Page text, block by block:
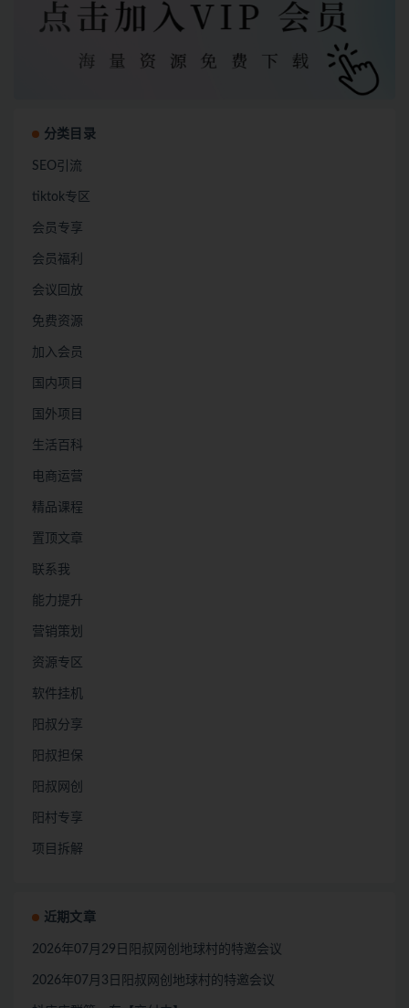
分类目录
SEO引流
tiktok专区
会员专享
会员福利
会议回放
免费资源
加入会员
国内项目
国外项目
生活百科
电商运营
精品课程
置顶文章
联系我
能力提升
营销策划
资源专区
软件挂机
阳叔分享
阳叔担保
阳叔网创
阳村专享
项目拆解
近期文章
2026年07月29日阳叔网创地球村的特邀会议
2026年07月3日阳叔网创地球村的特邀会议